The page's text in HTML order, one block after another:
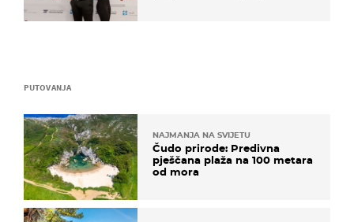
PUTOVANJA
NAJMANJA NA SVIJETU
Čudo prirode: Predivna
pješčana plaža na 100 metara
od mora